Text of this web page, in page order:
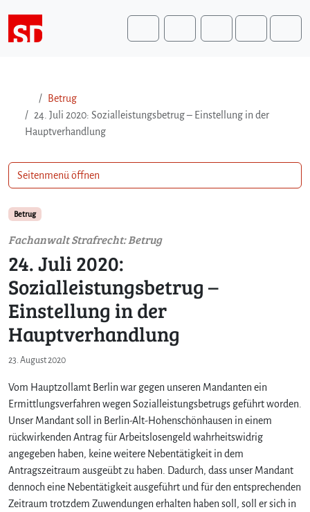
Search
Betrug
24. Juli 2020: Sozialleistungsbetrug – Einstellung in der
Hauptverhandlung
Betrug
Fachanwalt Strafrecht: Betrug
24. Juli 2020:
Sozialleistungsbetrug –
Einstellung in der
Hauptverhandlung
23. August 2020
Vom Hauptzollamt Berlin war gegen unseren Mandanten ein
Ermittlungsverfahren wegen Sozialleistungsbetrugs geführt worden.
Unser Mandant soll in Berlin-Alt-Hohenschönhausen in einem
rückwirkenden Antrag für Arbeitslosengeld wahrheitswidrig
angegeben haben, keine weitere Nebentätigkeit in dem
Antragszeitraum ausgeübt zu haben. Dadurch, dass unser Mandant
dennoch eine Nebentätigkeit ausgeführt und für den entsprechenden
Zeitraum trotzdem Zuwendungen erhalten haben soll, soll er sich in
Seitenmenü öffnen